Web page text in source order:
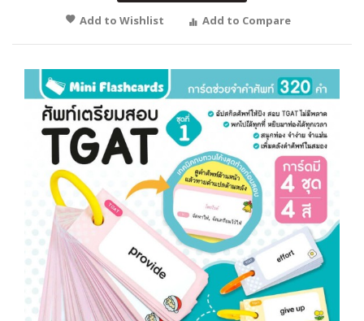
Add to Wishlist
Add to Compare